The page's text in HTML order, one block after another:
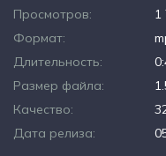
Просмотров:
1
Формат:
Длительность:
Размер файла:
Качество:
Дата релиза: